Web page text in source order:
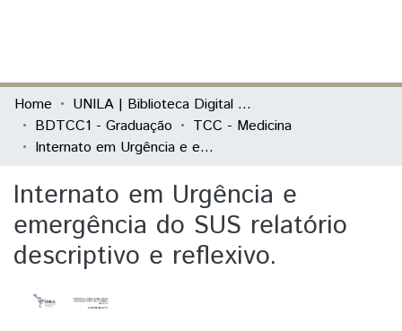
Communities & Collections
All of DSpace
Home
UNILA | Biblioteca Digital de Trabalhos de Conclusão de Curso
BDTCC1 - Graduação
TCC - Medicina
Internato em Urgência e emergência do SUS relatório descriptivo e reflexivo.
Internato em Urgência e
emergência do SUS relatório
descriptivo e reflexivo.